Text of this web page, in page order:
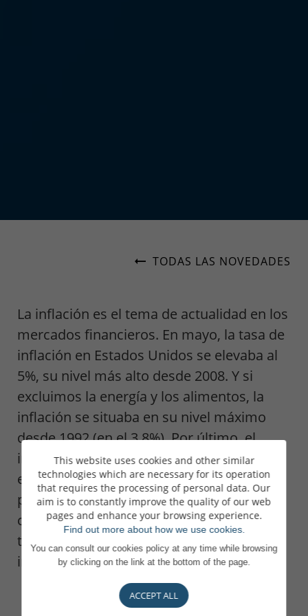
TODAS LAS NOVEDADES
La inflación es el tema de actualidad en los
mercados financieros. En mayo, la tasa de
inflación en Estados Unidos se elevaba al
5%, su nivel más alto desde 2008. Y si
excluimos la energía y los alimentos, la
inflación se situaba en su nivel máximo
desde 1992 (en el 3,8%). Por último, el
indicador preferido de la Reserva Federal,
el deflactor del gasto de consumo
personal, ascendía al 3,6%. Ahora bien, la
cuestión no estriba en saber si la inflación
tiende al alza, puesto que todos los
indicadores así lo muestran.
This website uses cookies and other similar
technologies which are necessary for its operation
that requires the processing of personal data. Our
aim is to constantly improve the quality of our web
pages and enhance your browsing experience.
Find out more about how we use cookies.
You can consult our cookies policy at any time while browsing
by clicking on the link at the bottom of the page.
ACCEPT ALL